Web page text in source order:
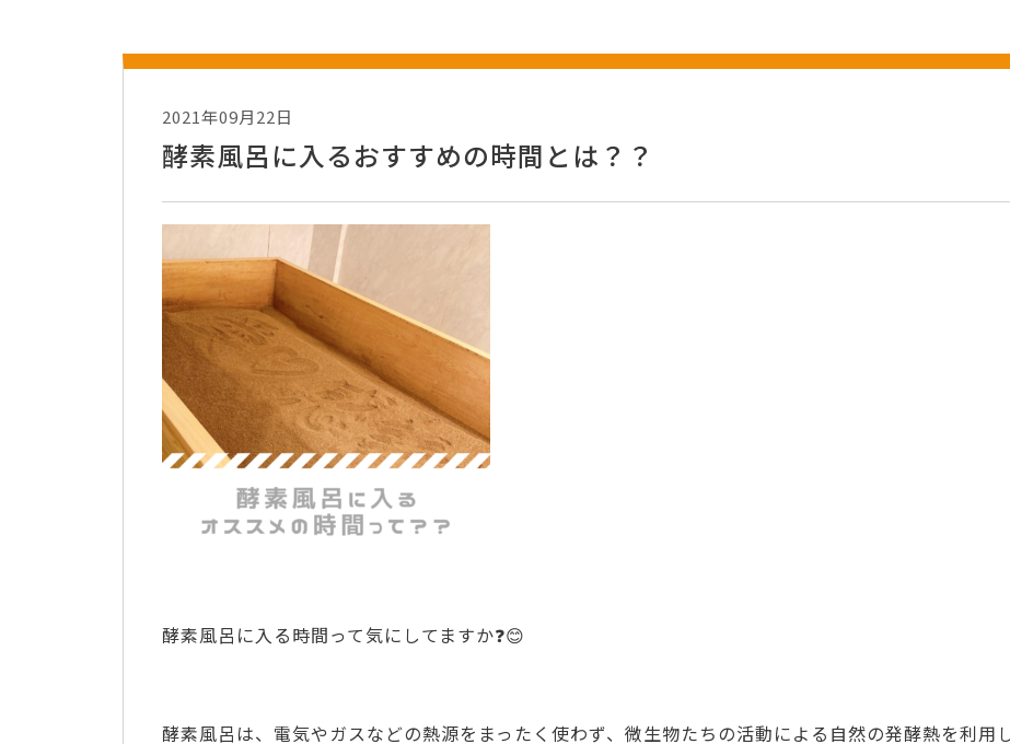
2021年09月22日
酵素風呂に入るおすすめの時間とは？？
酵素風呂に入る時間って気にしてますか❓😊
酵素風呂は、電気やガスなどの熱源をまったく使わず、微生物たちの活動による自然の発酵熱を利用